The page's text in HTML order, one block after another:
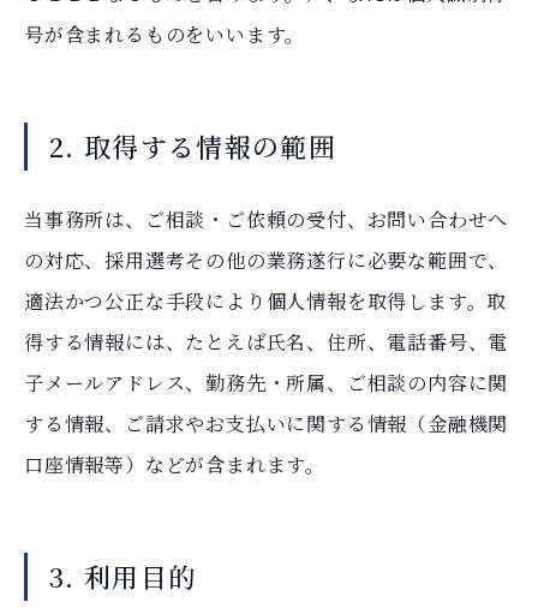
号が含まれるものをいいます。
2. 取得する情報の範囲
当事務所は、ご相談・ご依頼の受付、お問い合わせへ
の対応、採用選考その他の業務遂行に必要な範囲で、
適法かつ公正な手段により個人情報を取得します。取
得する情報には、たとえば氏名、住所、電話番号、電
子メールアドレス、勤務先・所属、ご相談の内容に関
する情報、ご請求やお支払いに関する情報（金融機関
口座情報等）などが含まれます。
3. 利用目的